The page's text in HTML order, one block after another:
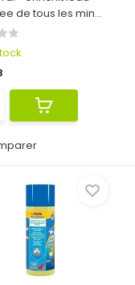
de tous les min...